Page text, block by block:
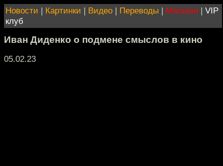
Новости | Картинки | Видео | Переводы | Магазин | VIP
клуб
Иван Диденко о подмене смыслов в кино
05.02.23